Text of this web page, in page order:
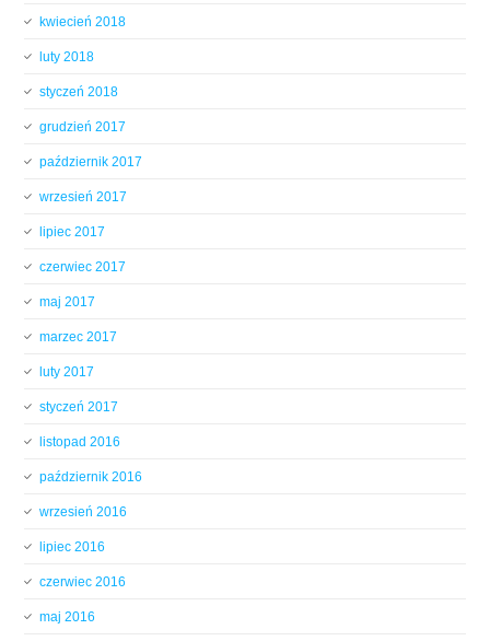
kwiecień 2018
luty 2018
styczeń 2018
grudzień 2017
październik 2017
wrzesień 2017
lipiec 2017
czerwiec 2017
maj 2017
marzec 2017
luty 2017
styczeń 2017
listopad 2016
październik 2016
wrzesień 2016
lipiec 2016
czerwiec 2016
maj 2016